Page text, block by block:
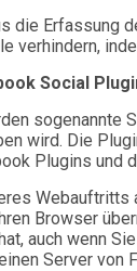
die Erfassung
verhindern,
Social
sogenannte
wird. Die
Plugins
Browser
auch wenn
Server von